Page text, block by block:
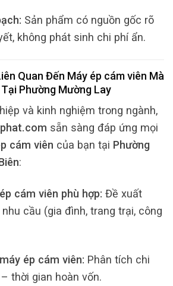
Sản phẩm có nguồn gốc rõ
không phát sinh chi phí ẩn.
Quan Đến Máy ép cám viên Mà
Phường Mường Lay
và kinh nghiệm trong ngành,
sẵn sàng đáp ứng mọi
cám viên của bạn tại Phường
:
cám viên phù hợp: Đề xuất
cầu (gia đình, trang trại, công
ép cám viên: Phân tích chi
thời gian hoàn vốn.